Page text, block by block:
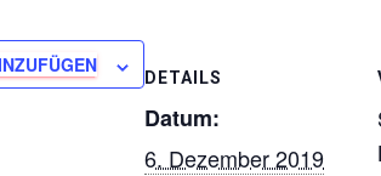
DETAILS
Datum:
6. Dezember 2019